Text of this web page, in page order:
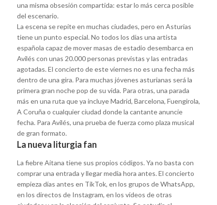
una misma obsesión compartida: estar lo más cerca posible
del escenario.
La escena se repite en muchas ciudades, pero en Asturias
tiene un punto especial. No todos los días una artista
española capaz de mover masas de estadio desembarca en
Avilés con unas 20.000 personas previstas y las entradas
agotadas. El concierto de este viernes no es una fecha más
dentro de una gira. Para muchas jóvenes asturianas será la
primera gran noche pop de su vida. Para otras, una parada
más en una ruta que ya incluye Madrid, Barcelona, Fuengirola,
A Coruña o cualquier ciudad donde la cantante anuncie
fecha. Para Avilés, una prueba de fuerza como plaza musical
de gran formato.
La nueva liturgia fan
La fiebre Aitana tiene sus propios códigos. Ya no basta con
comprar una entrada y llegar media hora antes. El concierto
empieza días antes en TikTok, en los grupos de WhatsApp,
en los directos de Instagram, en los vídeos de otras